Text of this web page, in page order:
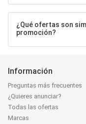
¿Qué ofertas son
promoción?
Información
Preguntas más frecuentes
¿Quieres anunciar?
Todas las ofertas
Marcas